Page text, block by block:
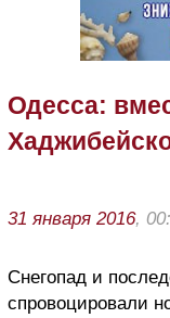
Одесса:
31 января 2016,
Снегопад и
спровоцировали